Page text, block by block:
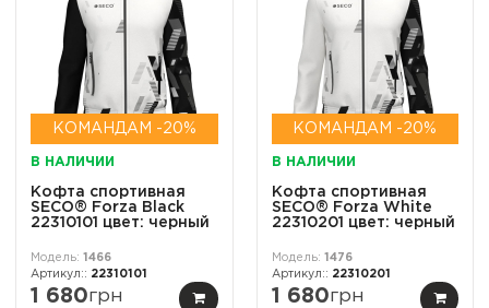
КОМАНДАМ -20%
В НАЛИЧИИ
Кофта спортивная
SECO® Forza Black
22310101 цвет: черный
1466
22310101
1 680грн
КОМАНДАМ -20%
В НАЛИЧИИ
Кофта спортивная
SECO® Forza White
22310201 цвет: черный
1476
22310201
1 680грн